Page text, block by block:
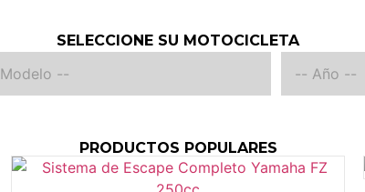
SELECCIONE SU MOTOCICLETA
PRODUCTOS POPULARES